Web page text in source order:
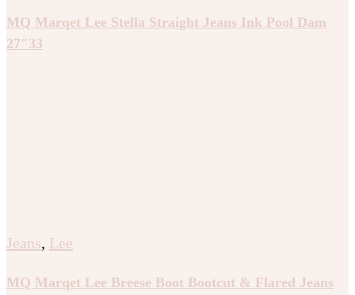
MQ Marqet Lee Stella Straight Jeans Ink Pool Dam
27″33
Jeans, Lee
MQ Marqet Lee Breese Boot Bootcut & Flared Jeans